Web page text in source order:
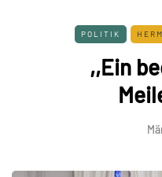
POLITIK
,,Ein